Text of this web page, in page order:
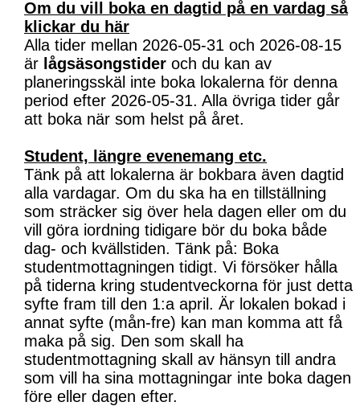
Om du vill boka en dagtid på en vardag så
klickar du här
Alla tider mellan 2026-05-31 och 2026-08-15
är lågsäsongstider och du kan av
planeringsskäl inte boka lokalerna för denna
period efter 2026-05-31. Alla övriga tider går
att boka när som helst på året.
Student, längre evenemang etc.
Tänk på att lokalerna är bokbara även dagtid
alla vardagar. Om du ska ha en tillställning
som sträcker sig över hela dagen eller om du
vill göra iordning tidigare bör du boka både
dag- och kvällstiden. Tänk på: Boka
studentmottagningen tidigt. Vi försöker hålla
på tiderna kring studentveckorna för just detta
syfte fram till den 1:a april. Är lokalen bokad i
annat syfte (mån-fre) kan man komma att få
maka på sig. Den som skall ha
studentmottagning skall av hänsyn till andra
som vill ha sina mottagningar inte boka dagen
före eller dagen efter.